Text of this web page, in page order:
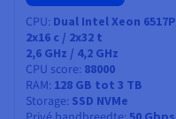
CPU Dual Intel Xeon 6517P
2x16 c / 2x32 t
2,6 GHz / 4,2 GHz
CPU score 88000
RAM 128 GB tot 3 TB
Storage SSD NVMe